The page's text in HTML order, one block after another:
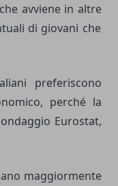
avviene in altre
di giovani che
preferiscono
perché la
Eurostat,
maggiormente